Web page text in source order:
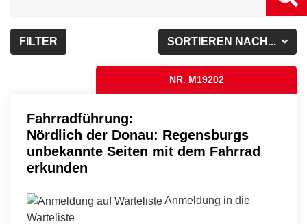
SORTIEREN NACH...
FILTER
NR. M19202
Fahrradführung:
Nördlich der Donau: Regensburgs
unbekannte Seiten mit dem Fahrrad
erkunden
Anmeldung in die
Warteliste